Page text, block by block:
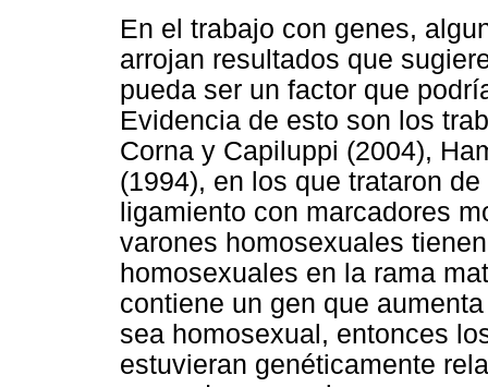
En el trabajo con genes,
arrojan resultados que
pueda ser un factor que
Evidencia de esto son los
Corna y Capiluppi (2004),
(1994), en los que trataron
ligamiento con marcadores
varones homosexuales
homosexuales en la rama
contiene un gen que
sea homosexual, entonces
estuvieran genéticamente